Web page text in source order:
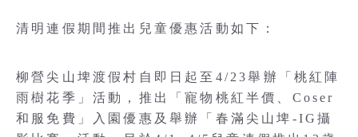
清明連假期間推出兒童優惠活動如下：
柳營尖山埤渡假村自即日起至4/23舉辦「桃紅陣
雨樹花季」活動，推出「寵物桃紅半價、Coser
和服免費」入園優惠及舉辦「春滿尖山埤-IG攝